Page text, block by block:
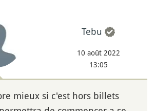
Tebu
10 août 2022
13:05
mieux si c'est hors billets